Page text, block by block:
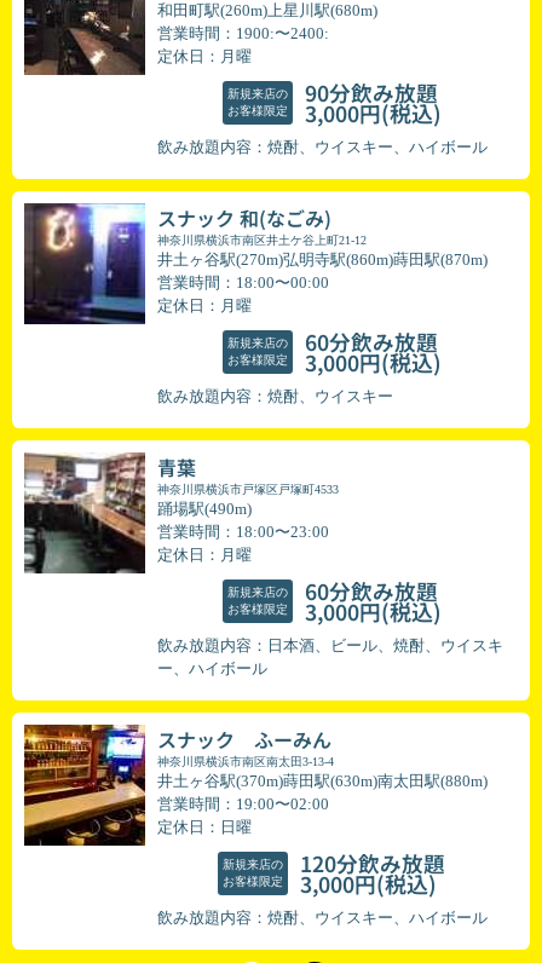
和田町駅(260m)上星川駅(680m)
営業時間：1900:〜2400:
定休日：月曜
新規来店の
お客様限定
90分飲み放題
3,000円(税込)
飲み放題内容：焼酎、ウイスキー、ハイボール
スナック 和(なごみ)
神奈川県横浜市南区井土ケ谷上町21-12
井土ヶ谷駅(270m)弘明寺駅(860m)蒔田駅(870m)
営業時間：18:00〜00:00
定休日：月曜
新規来店の
お客様限定
60分飲み放題
3,000円(税込)
飲み放題内容：焼酎、ウイスキー
青葉
神奈川県横浜市戸塚区戸塚町4533
踊場駅(490m)
営業時間：18:00〜23:00
定休日：月曜
新規来店の
お客様限定
60分飲み放題
3,000円(税込)
飲み放題内容：日本酒、ビール、焼酎、ウイスキ
ー、ハイボール
スナック ふーみん
神奈川県横浜市南区南太田3-13-4
井土ヶ谷駅(370m)蒔田駅(630m)南太田駅(880m)
営業時間：19:00〜02:00
定休日：日曜
新規来店の
お客様限定
120分飲み放題
3,000円(税込)
飲み放題内容：焼酎、ウイスキー、ハイボール